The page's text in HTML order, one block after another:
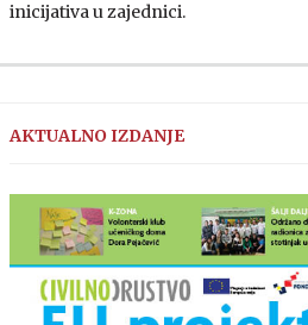
inicijativa u zajednici.
AKTUALNO IZDANJE